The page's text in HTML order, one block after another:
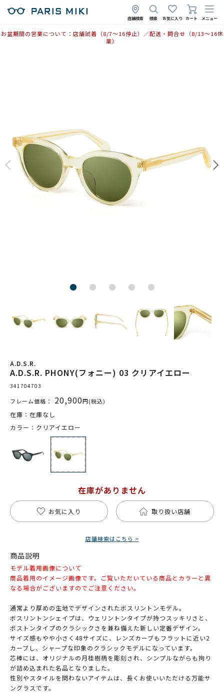
店舗検索 検索 お気に入り カート メニュー
お盆期間の営業について：店舗試着（8/7〜16停止）／配送・問合せ（8/13〜16休
業）
A.D.S.R.
A.D.S.R. PHONY(フォニー) 03 クリアイエロー
341704703
フレーム価格： 20,900円(税込)
在庫：在庫なし
カラー：クリアイエロー
在庫がありません
お気に入り 取り扱い店舗
店舗検索はこちら >
商品説明
モデル着用画像について
商品着用のイメージ画像です。ご覧いただいている商品とカラーと異
なる場合がございますのでご注意ください。
通常より厚めの生地でデザインされたボスリントンモデル。
ボスリントンシェイプは、ウェリントンタイプが持つスッキリさと、
ボストンタイプのクラシックさを兼ね備えた新しい定番デザイン。
サイズ感もやや小さく48サイズに、レンズカーブもフラットに近い2
カーブし、シャープな印象のクラシックモデルになっています。
芯棒には、オリジナルの月桂樹柄を彫刻され、シンプルながらも拘り
が詰め込まれた名品となりました。
性別やスタイルを問わないアイテムは、長くお使いいただける万能サ
ングラスです。